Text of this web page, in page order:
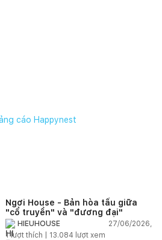
Ngơi House - Bản hòa tấu giữa
"cổ truyền" và "đương đại"
HIEUHOUSE
27/06/2026,
1lượt thích | 13.084 lượt xem